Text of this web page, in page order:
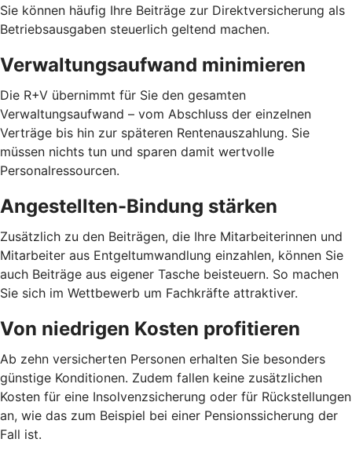
Sie können häufig Ihre Beiträge zur Direktversicherung als
Betriebsausgaben steuerlich geltend machen.
Verwaltungsaufwand minimieren
Die R+V übernimmt für Sie den gesamten
Verwaltungsaufwand – vom Abschluss der einzelnen
Verträge bis hin zur späteren Rentenauszahlung. Sie
müssen nichts tun und sparen damit wertvolle
Personalressourcen.
Angestellten-Bindung stärken
Zusätzlich zu den Beiträgen, die Ihre Mitarbeiterinnen und
Mitarbeiter aus Entgeltumwandlung einzahlen, können Sie
auch Beiträge aus eigener Tasche beisteuern. So machen
Sie sich im Wettbewerb um Fachkräfte attraktiver.
Von niedrigen Kosten profitieren
Ab zehn versicherten Personen erhalten Sie besonders
günstige Konditionen. Zudem fallen keine zusätzlichen
Kosten für eine Insolvenzsicherung oder für Rückstellungen
an, wie das zum Beispiel bei einer Pensionssicherung der
Fall ist.